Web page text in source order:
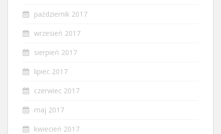
październik 2017
wrzesień 2017
sierpień 2017
lipiec 2017
czerwiec 2017
maj 2017
kwiecień 2017